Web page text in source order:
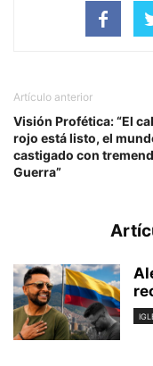
Artículo anterior
Visión Profética: “El
rojo está listo, el
castigado con
Guerra”